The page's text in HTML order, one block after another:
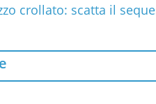
crollato: scatta il